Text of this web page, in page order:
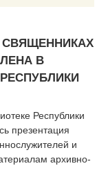
СВЯЩЕННИКАХ
В
Республики
презентация
и
архивно-